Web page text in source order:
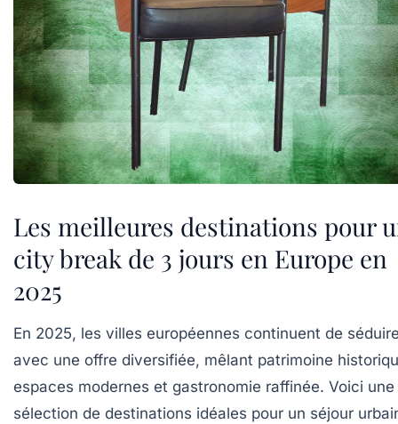
Les meilleures destinations pour
city break de 3 jours en Europe en
2025
En 2025, les villes européennes continuent de
avec une offre diversifiée, mêlant patrimoine
espaces modernes et gastronomie raffinée. Voici une
sélection de destinations idéales pour un séjour